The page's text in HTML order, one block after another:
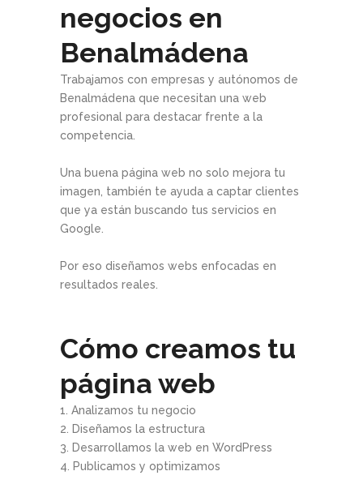
negocios en
Benalmádena
Trabajamos con empresas y autónomos de
Benalmádena que necesitan una web
profesional para destacar frente a la
competencia.
Una buena página web no solo mejora tu
imagen, también te ayuda a captar clientes
que ya están buscando tus servicios en
Google.
Por eso diseñamos webs enfocadas en
resultados reales.
Cómo creamos tu
página web
1. Analizamos tu negocio
2. Diseñamos la estructura
3. Desarrollamos la web en WordPress
4. Publicamos y optimizamos